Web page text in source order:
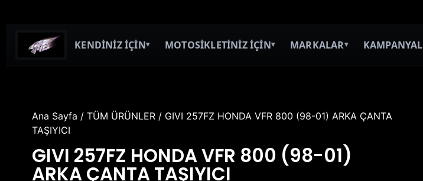
KENDİNİZ İÇİN▾ MOTOSİKLETİNİZ İÇİN▾ MARKALAR▾
Ana Sayfa / TÜM ÜRÜNLER/ GIVI 257FZ HONDA VFR 800 (98-01) ARKA ÇANTA
TAŞIYICI
GIVI 257FZ HONDA VFR 800 (98-01)
ARKA ÇANTA TAŞIYICI